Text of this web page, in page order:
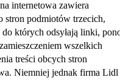
internetowa zawiera
stron podmiotów trzecich,
których odsyłają linki,
wszelkich
treści obcych stron
Niemniej jednak firma Lidl